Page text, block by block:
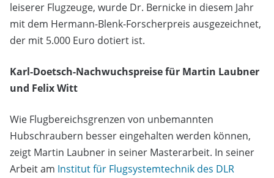
leiserer Flugzeuge, wurde Dr. Bernicke in diesem Jahr
mit dem Hermann-Blenk-Forscherpreis ausgezeichnet,
der mit 5.000 Euro dotiert ist.
Karl-Doetsch-Nachwuchspreise für Martin Laubner
und Felix Witt
Wie Flugbereichsgrenzen von unbemannten
Hubschraubern besser eingehalten werden können,
zeigt Martin Laubner in seiner Masterarbeit. In seiner
Arbeit am Institut für Flugsystemtechnik des DLR